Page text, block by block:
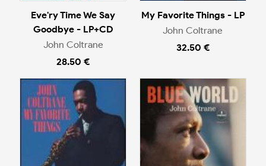
Eve'ry Time We Say
Goodbye - LP+CD
John Coltrane
28.50 €
My Favorite Things - LP
John Coltrane
32.50 €